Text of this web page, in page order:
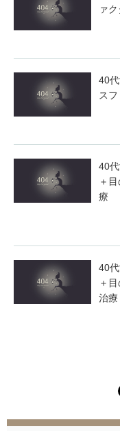
ァク
40
ス
40
＋
療
40
＋
治療